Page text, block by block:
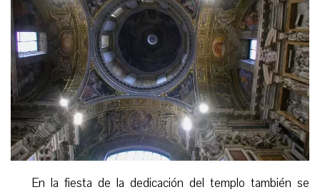
En la fiesta de la dedicación del templo también se